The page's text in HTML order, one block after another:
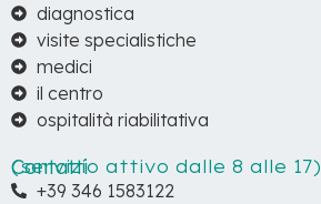
diagnostica
visite specialistiche
medici
il centro
ospitalità riabilitativa
Contatti
(servizio attivo dalle 8 alle 17)
+39 346 1583122